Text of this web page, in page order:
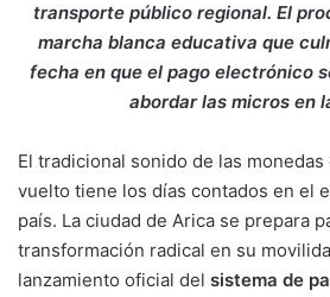
transporte público regional. El
marcha blanca educativa que
fecha en que el pago electrónico
abordar las micros en
El tradicional sonido de las monedas
vuelto tiene los días contados en el
país. La ciudad de Arica se prepara
transformación radical en su
lanzamiento oficial del sistema de